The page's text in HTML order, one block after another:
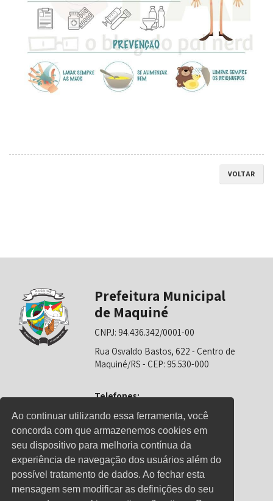
Ao continuar utilizando essa ferramenta, você
concorda com que armazenemos cookies em
seu dispositivo para melhoria contínua da
experiência de navegação dos usuários além do
possível tratamento de dados. Ao fechar esta
mensagem sem modificar as definições do seu
VOLTAR
Prefeitura Municipal
de Maquiné
CNPJ: 94.436.342/0001-00
Rua Osvaldo Bastos, 622 - Centro de
Maquiné/RS - CEP: 95.530-000
Telefones:
0800-6281325 (Prefeitura)
0800-6281326 (Educação)
0800-6281139 (Saúde)
Horário de Atendimento